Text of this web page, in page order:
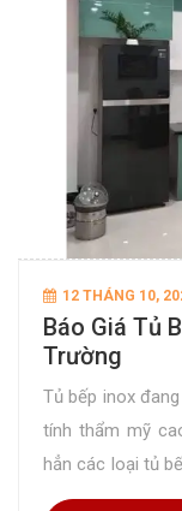
12 THÁNG 10,
Báo Giá Tủ
Trường
Tủ bếp inox
tính thẩm mỹ
hẳn các loại tủ
chuyên thiết kế